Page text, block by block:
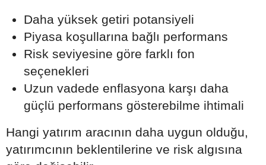
Daha yüksek getiri potansiyeli
Piyasa koşullarına bağlı performans
Risk seviyesine göre farklı fon
seçenekleri
Uzun vadede enflasyona karşı daha
güçlü performans gösterebilme ihtimali
Hangi yatırım aracının daha uygun olduğu,
yatırımcının beklentilerine ve risk algısına